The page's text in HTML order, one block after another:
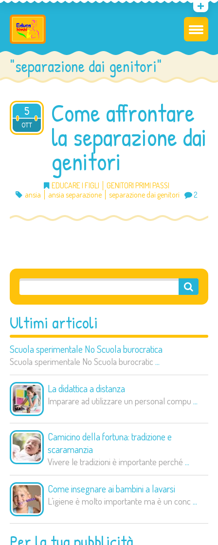
"separazione dai genitori"
Ultimi articoli
Scuola sperimentale No Scuola burocratica
Scuola sperimentale No Scuola burocratic ...
La didattica a distanza
Imparare ad utilizzare un personal compu ...
Camicino della fortuna: tradizione e
scaramanzia
Vivere le tradizioni è importante perché ...
Come insegnare ai bambini a lavarsi
L’igiene è molto importante ma è un conc ...
5
OTT
2012 Come affrontare
la separazione dai
genitori
EDUCARE I FIGLI
GENITORI PRIMI PASSI
ansia
ansia separazione separazione dai genitori 2